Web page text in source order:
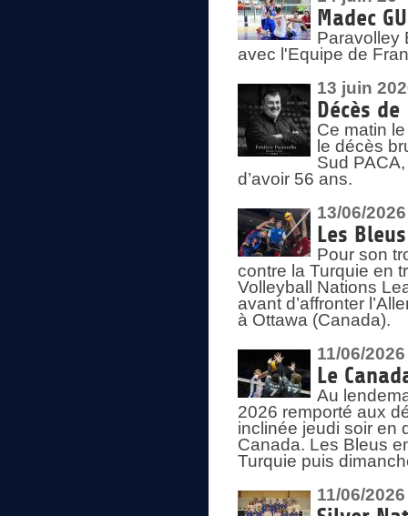
Madec
Paravolley
avec l'Equipe de
13 juin
Décès de
Ce matin
le décès
Sud
d’avoir 56 ans.
13/06/2026
Les
Pour son
contre la Turquie en
Volleyball Nations
avant d’affronter
à Ottawa (Canada).
11/06/2026
Le
Au
2026 remporté aux
inclinée jeudi soir en
Canada. Les Bleus
Turquie puis
11/06/2026